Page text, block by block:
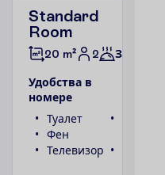
Standard
Room
20 m² 2 Завтраки
Удобства в
номере
Туалет
Фен
Телевизор